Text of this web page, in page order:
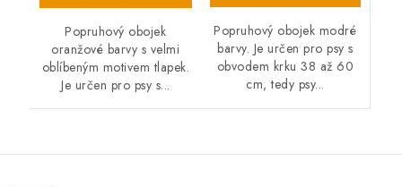
Popruhový obojek
oranžové barvy s velmi
oblíbeným motivem tlapek.
Je určen pro psy s...
Popruhový obojek modré
barvy. Je určen pro psy s
obvodem krku 38 až 60
cm, tedy psy...